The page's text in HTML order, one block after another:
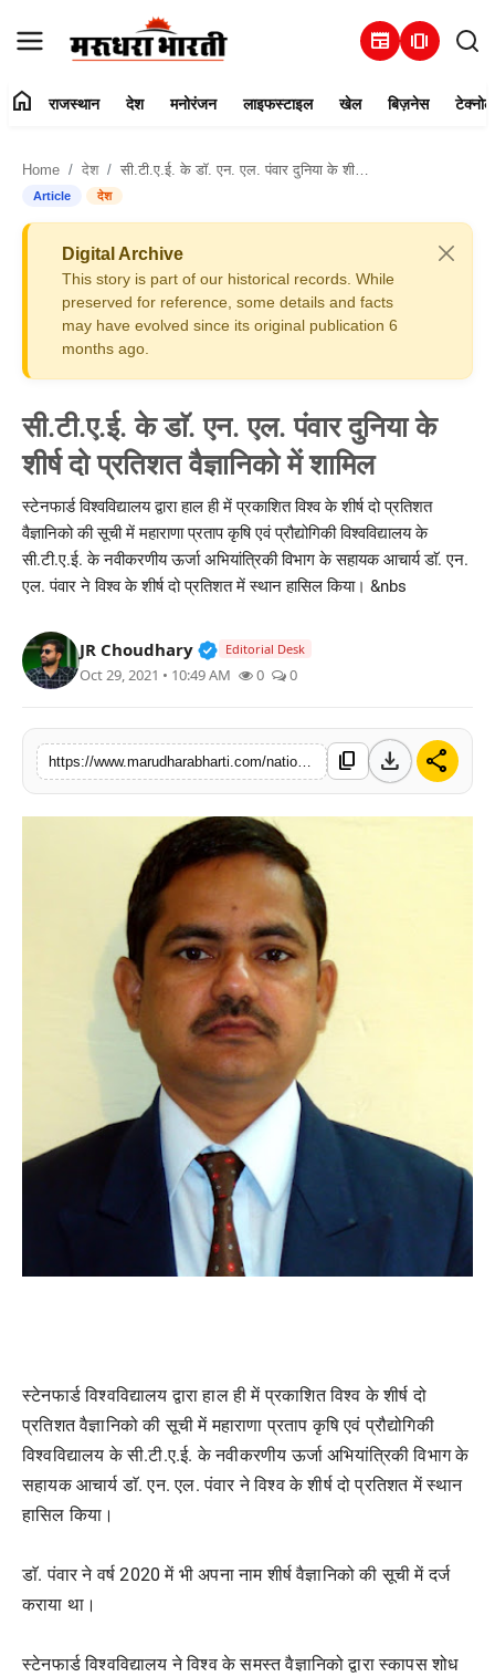
newspaper amp_stories
संपर्क करें
राजस्थान
मनोरंजन
लाइफस्टाइल
खेल
बिज़नेस
टेक्नोलॉजी
शिक्षा
वीडियो
home राजस्थान देश मनोरंजन लाइफस्टाइल खेल बिज़नेस
Home देश सी.टी.ए.ई. के डाॅ. एन. एल. पंवार दुनिया के शीर्ष दो प्रतिशत वैज्ञानिको में शामिल
Article देश
Digital Archive
This story is part of our historical records. While
preserved for reference, some details and facts
may have evolved since its original publication 6
months ago.
सी.टी.ए.ई. के डाॅ. एन. एल. पंवार दुनिया के
शीर्ष दो प्रतिशत वैज्ञानिको में शामिल
स्टेनफार्ड विश्वविद्यालय द्वारा हाल ही में प्रकाशित विश्व के शीर्ष दो प्रतिशत
वैज्ञानिको की सूची में महाराणा प्रताप कृषि एवं प्रौद्योगिकी विश्वविद्यालय के
सी.टी.ए.ई. के नवीकरणीय ऊर्जा अभियांत्रिकी विभाग के सहायक आचार्य डाॅ. एन.
एल. पंवार ने विश्व के शीर्ष दो प्रतिशत में स्थान हासिल किया। &nbs
JR Choudhary Verified Public Figure • 30 Mar,
Editorial Desk
Oct 29, 2021 • 10:49 AM 0 0
content_copy download share
स्टेनफार्ड विश्वविद्यालय द्वारा हाल ही में प्रकाशित विश्व के शीर्ष दो
प्रतिशत वैज्ञानिको की सूची में महाराणा प्रताप कृषि एवं प्रौद्योगिकी
विश्वविद्यालय के सी.टी.ए.ई. के नवीकरणीय ऊर्जा अभियांत्रिकी विभाग के
सहायक आचार्य डाॅ. एन. एल. पंवार ने विश्व के शीर्ष दो प्रतिशत में स्थान
हासिल किया।
डाॅ. पंवार ने वर्ष 2020 में भी अपना नाम शीर्ष वैज्ञानिको की सूची में दर्ज
कराया था।
स्टेनफार्ड विश्वविद्यालय ने विश्व के समस्त वैज्ञानिको द्वारा स्कापस शोध